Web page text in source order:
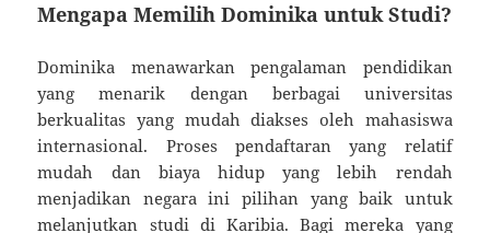
Mengapa Memilih Dominika untuk Studi?
Dominika menawarkan pengalaman pendidikan
yang menarik dengan berbagai universitas
berkualitas yang mudah diakses oleh mahasiswa
internasional. Proses pendaftaran yang relatif
mudah dan biaya hidup yang lebih rendah
menjadikan negara ini pilihan yang baik untuk
melanjutkan studi di Karibia. Bagi mereka yang